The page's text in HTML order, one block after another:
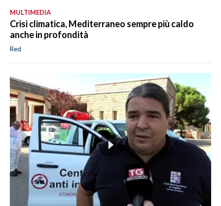
MULTIMEDIA
Crisi climatica, Mediterraneo sempre più caldo
anche in profondità
Red